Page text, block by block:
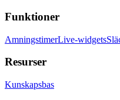
Funktioner
AmningstimerLive-widgets
Resurser
Kunskapsbas